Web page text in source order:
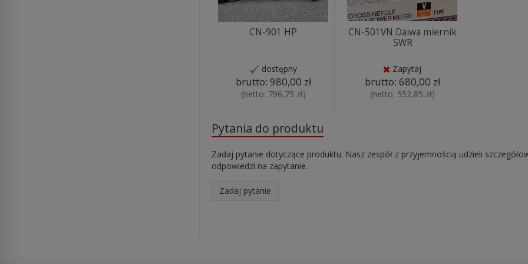
CN-901 HP
dostępny
brutto: 980,00 zł
(netto: 796,75 zł)
CN-501VN Daiwa miernik
SWR
Zapytaj
brutto:680,00 zł
(netto: 552,85 zł)
Pytania do produktu
Zadaj pytanie dotyczące produktu. Nasz zespół z przyjemnością udzieli
odpowiedzi na zapytanie.
Zadaj pytanie